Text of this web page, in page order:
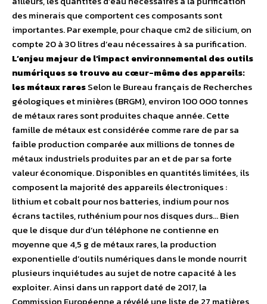
des minerais que comportent ces composants sont
importantes. Par exemple, pour chaque cm2 de silicium, on
compte 20 à 30 litres d’eau nécessaires à sa purification.
L’enjeu majeur de l’impact environnemental des outils
numériques se trouve au cœur-même des appareils:
les métaux raresSelon le Bureau français de Recherches
géologiques et minières (BRGM), environ 100 000 tonnes
de métaux rares sont produites chaque année. Cette
famille de métaux est considérée comme rare de par sa
faible production comparée aux millions de tonnes de
métaux industriels produites par an et de par sa forte
valeur économique. Disponibles en quantités limitées, ils
composent la majorité des appareils électroniques :
lithium et cobalt pour nos batteries, indium pour nos
écrans tactiles, ruthénium pour nos disques durs… Bien
que le disque dur d’un téléphone ne contienne en
moyenne que 4,5 g de métaux rares, la production
exponentielle d’outils numériques dans le monde nourrit
plusieurs inquiétudes au sujet de notre capacité à les
exploiter. Ainsi dans un rapport daté de 2017, la